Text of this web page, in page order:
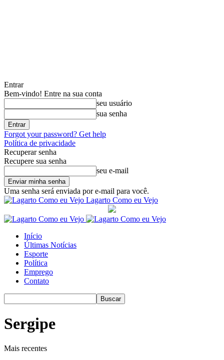
Entrar
Bem-vindo! Entre na sua conta
seu usuário
sua senha
Forgot your password? Get help
Política de privacidade
Recuperar senha
Recupere sua senha
seu e-mail
Uma senha será enviada por e-mail para você.
Lagarto Como eu Vejo
Início
Últimas Notícias
Esporte
Política
Emprego
Contato
Sergipe
Mais recentes